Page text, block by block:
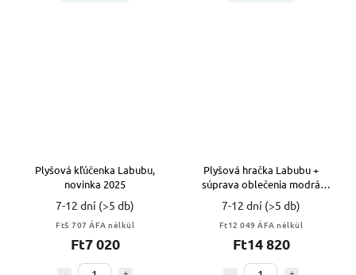
Plyšová kľúčenka Labubu,
novinka 2025
7-12 dní (>5 db)
Ft5 707 ÁFA nélkül
Ft7 020
Plyšová hračka Labubu +
súprava oblečenia modrá
2025
7-12 dní (>5 db)
Ft12 049 ÁFA nélkül
Ft14 820